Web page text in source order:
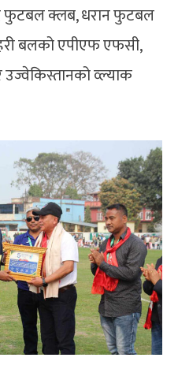
फुटबल क्लब, धरान फुटबल
बलको एपीएफ एफसी,
व्ल्याक